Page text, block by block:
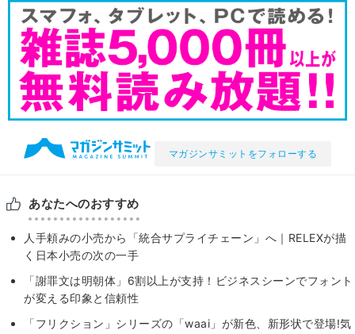
マガジンサミットをフォローする
あなたへのおすすめ
人手頼みの小売から「統合サプライチェーン」へ｜RELEXが描
く日本小売の次の一手
「謝罪文は明朝体」6割以上が支持！ビジネスシーンでフォント
が変える印象と信頼性
「フリクション」シリーズの「waai」が新色、新形状で登場!気